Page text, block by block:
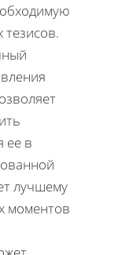
ее в
лучшему
моментов